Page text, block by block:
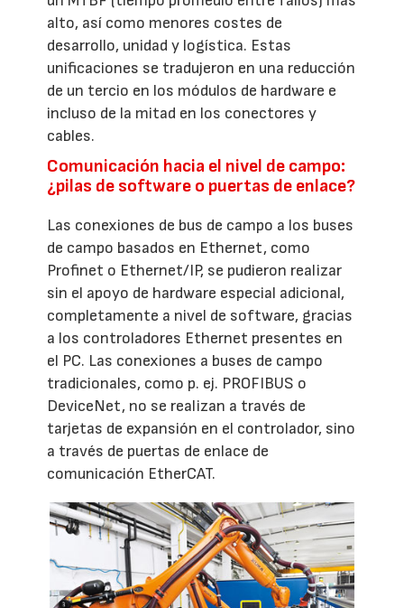
alto, así como menores costes de
desarrollo, unidad y logística. Estas
unificaciones se tradujeron en una reducción
de un tercio en los módulos de hardware e
incluso de la mitad en los conectores y
cables.
Comunicación hacia el nivel de campo:
¿pilas de software o puertas de enlace?
Las conexiones de bus de campo a los buses
de campo basados en Ethernet, como
Profinet o Ethernet/IP, se pudieron realizar
sin el apoyo de hardware especial adicional,
completamente a nivel de software, gracias
a los controladores Ethernet presentes en
el PC. Las conexiones a buses de campo
tradicionales, como p. ej. PROFIBUS o
DeviceNet, no se realizan a través de
tarjetas de expansión en el controlador, sino
a través de puertas de enlace de
comunicación EtherCAT.